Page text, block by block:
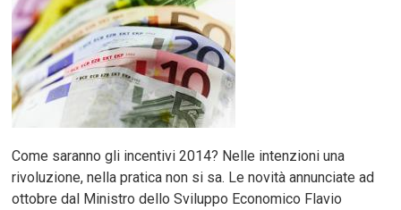
Come saranno gli incentivi 2014? Nelle intenzioni una
rivoluzione, nella pratica non si sa. Le novità annunciate ad
ottobre dal Ministro dello Sviluppo Economico Flavio